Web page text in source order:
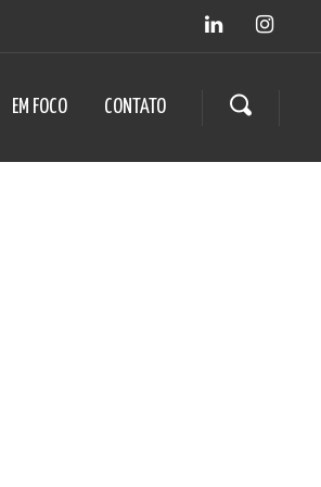
EM FOCO CONTATO